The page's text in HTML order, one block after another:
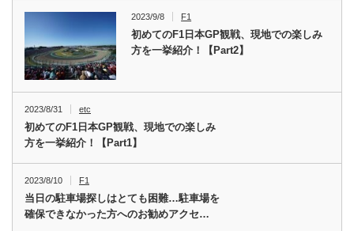
2023/9/8 F1
初めてのF1日本GP観戦、現地での楽しみ
方を一挙紹介！【Part2】
2023/8/31 etc
初めてのF1日本GP観戦、現地での楽しみ
方を一挙紹介！【Part1】
2023/8/10 F1
当日の駐車場探しはとても困難…駐車場を
確保できなかった方へのお勧めアクセ…